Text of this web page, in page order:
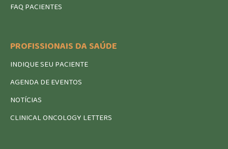
FAQ PACIENTES
PROFISSIONAIS DA SAÚDE
INDIQUE SEU PACIENTE
AGENDA DE EVENTOS
NOTÍCIAS
CLINICAL ONCOLOGY LETTERS